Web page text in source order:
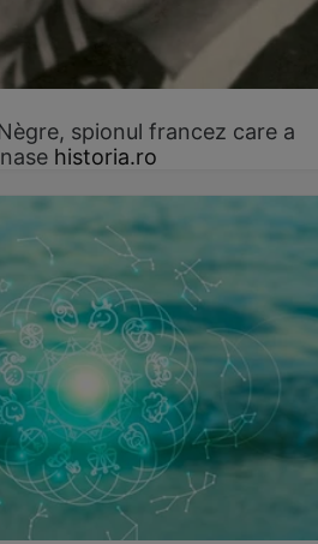
spionul francez care a
historia.ro